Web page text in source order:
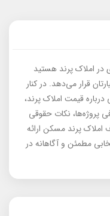
در املاک پرند هستید
قرار می‌دهد. در کنار
قیمت املاک پرند،
پروژه‌ها، نکات حقوقی
املاک پرند مسکن ارائه
مطمئن و آگاهانه در